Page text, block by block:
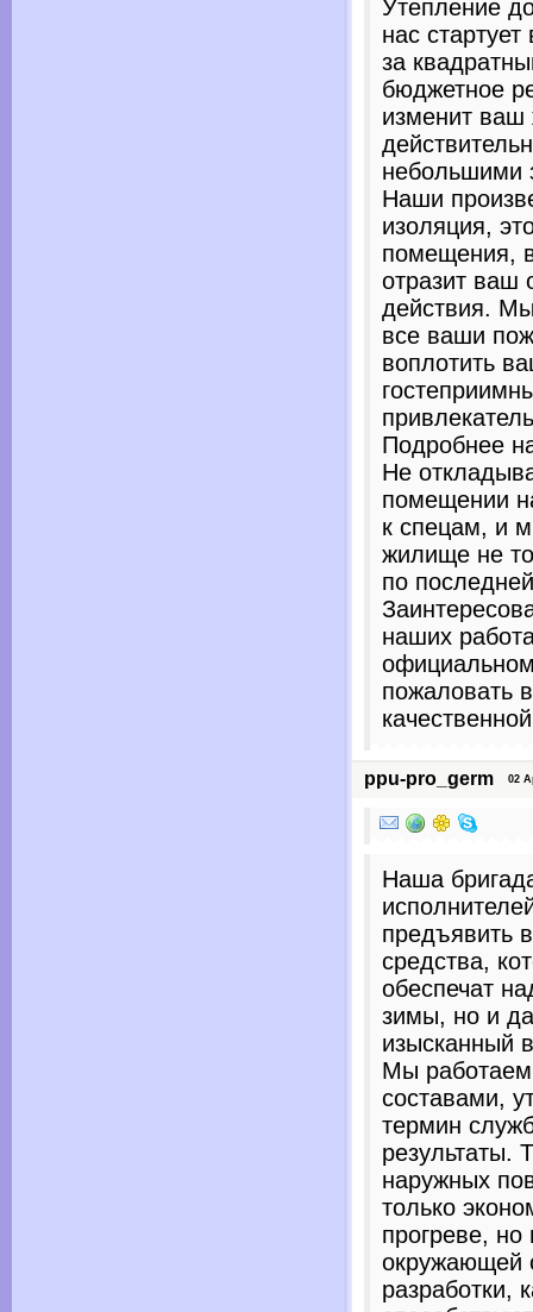
Утепление
нас
за
бюджетное
изменит
небольшими
Наши
изоляция,
помещения,
отразит ваш
действия.
все ваши
воплотить
Подробнее
Не
помещении
к спецам, и
жилище не
по
наших
пожаловать
ppu-pro_germ 02
Наша
предъявить
средства,
обеспечат
зимы, но и
изысканный
Мы
составами,
термин
результаты.
наружных
только
прогреве,
окружающей
разработки,